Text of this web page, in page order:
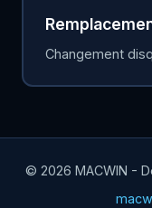
Changement
© 2026 MACWIN -